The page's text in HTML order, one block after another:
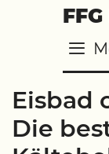
Eisbad
Die